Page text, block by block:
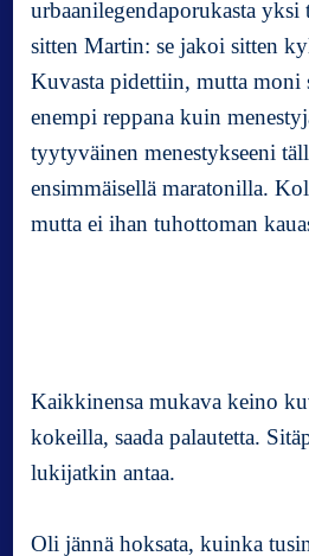
urbaanilegendaporukasta
sitten Martin: se jakoi sitten
Kuvasta pidettiin, mutta moni
enempi reppana kuin
tyytyväinen menestykseeni
ensimmäisellä maratonilla.
mutta ei ihan tuhottoman
Kaikkinensa mukava keino
kokeilla, saada palautetta.
lukijatkin antaa.
Oli jännä hoksata, kuinka